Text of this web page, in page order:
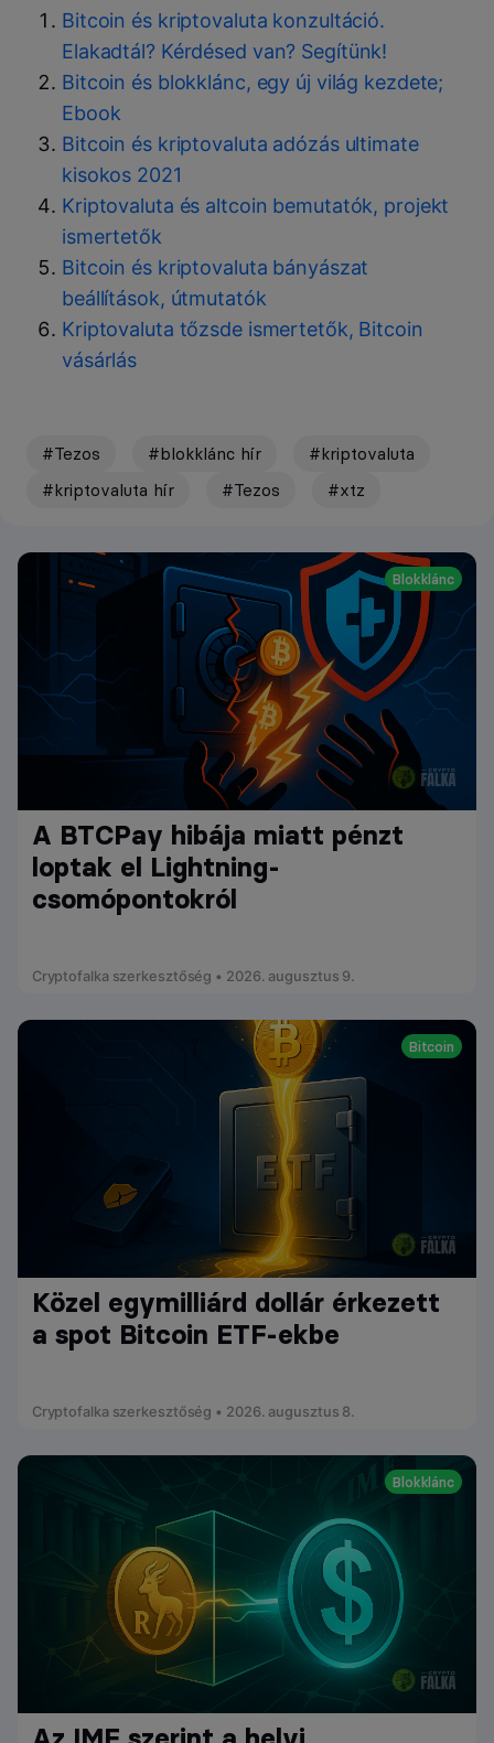
Bitcoin és kriptovaluta konzultáció.
Elakadtál? Kérdésed van? Segítünk!
Bitcoin és blokklánc, egy új világ kezdete;
Ebook
Bitcoin és kriptovaluta adózás ultimate
kisokos 2021
Kriptovaluta és altcoin bemutatók, projekt
ismertetők
Bitcoin és kriptovaluta bányászat
beállítások, útmutatók
Kriptovaluta tőzsde ismertetők, Bitcoin
vásárlás
#Tezos #blokklánc hír
#kriptovaluta
#kriptovaluta hír
#Tezos #xtz
Blokklánc
A BTCPay hibája miatt pénzt
loptak el Lightning-
csomópontokról
Cryptofalka szerkesztőség • 2026. augusztus 9.
Bitcoin
Közel egymilliárd dollár érkezett
a spot Bitcoin ETF-ekbe
Cryptofalka szerkesztőség • 2026. augusztus 8.
Blokklánc